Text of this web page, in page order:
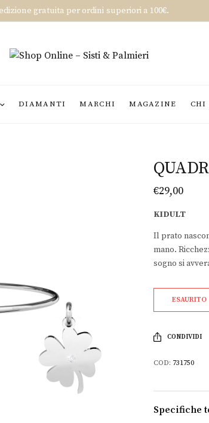
gratuita per ordini superiori a 100€.
DIAMANTI MARCHI MAGAZINE CHI
€29,00
KIDULT
Il prato
mano.
sogno si
ESAURITO
CONDIVIDI
COD: 731750
Specifiche